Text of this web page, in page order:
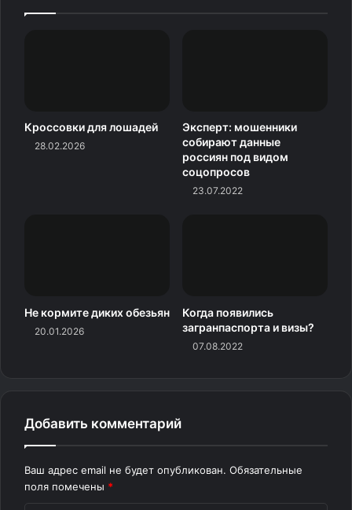
от 40,5 до 43 °C. Это выше, чем у большинства
млекопитающих (у человека около 36,6 °C). Такой
внутренний жар позволяет птицам выживать
в холодном климате, но требует постоянного поедания
Кроссовки для лошадей
28.02.2026
Эксперт: мошенники
собирают данные
россиян под видом
соцопросов
23.07.2022
Не кормите диких обезьян
20.01.2026
Когда появились
загранпаспорта и визы?
07.08.2022
Добавить комментарий
Ваш адрес email не будет опубликован. Обязательные
поля помечены *